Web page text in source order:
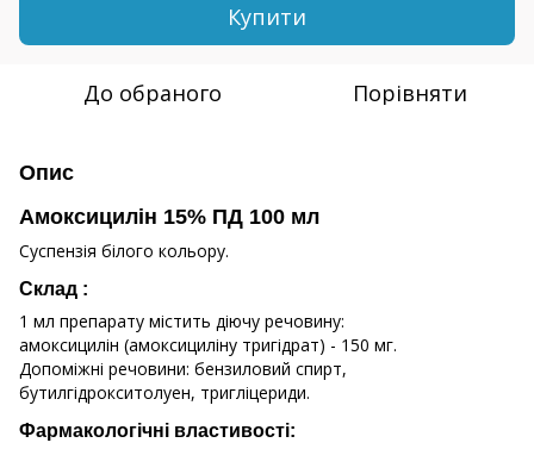
Купити
До обраного Порівняти
Опис
Амоксицилін 15% ПД 100 мл
Суспензія білого кольору.
Склад :
1 мл препарату містить діючу речовину:
амоксицилін (амоксициліну тригідрат) - 150 мг.
Допоміжні речовини: бензиловий спирт,
бутилгідрокситолуен, тригліцериди.
Фармакологічні властивості: